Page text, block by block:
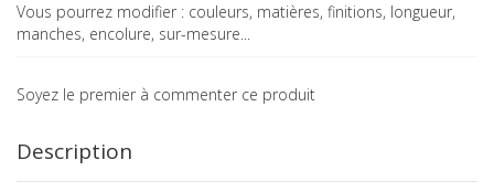
Vous pourrez modifier : couleurs, matières, finitions, longueur,
manches, encolure, sur-mesure...
Soyez le premier à commenter ce produit
Description